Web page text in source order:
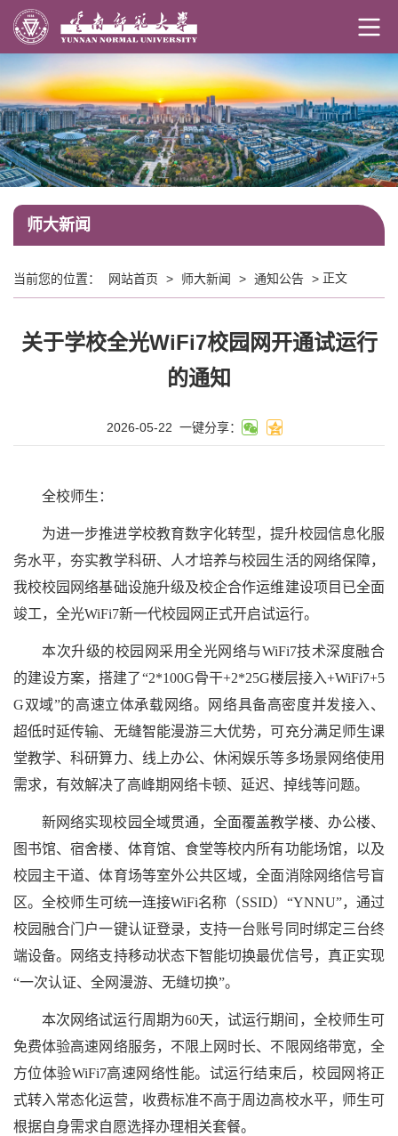
师大新闻
当前您的位置： 网站首页 > 师大新闻 > 通知公告 > 正文
关于学校全光WiFi7校园网开通试运行
的通知
2026-05-22 一键分享：
全校师生：
为进一步推进学校教育数字化转型，提升校园信息化服
务水平，夯实教学科研、人才培养与校园生活的网络保障，
我校校园网络基础设施升级及校企合作运维建设项目已全面
竣工，全光WiFi7新一代校园网正式开启试运行。
本次升级的校园网采用全光网络与WiFi7技术深度融合
的建设方案，搭建了“2*100G骨干+2*25G楼层接入+WiFi7+5
G双域”的高速立体承载网络。网络具备高密度并发接入、
超低时延传输、无缝智能漫游三大优势，可充分满足师生课
堂教学、科研算力、线上办公、休闲娱乐等多场景网络使用
需求，有效解决了高峰期网络卡顿、延迟、掉线等问题。
新网络实现校园全域贯通，全面覆盖教学楼、办公楼、
图书馆、宿舍楼、体育馆、食堂等校内所有功能场馆，以及
校园主干道、体育场等室外公共区域，全面消除网络信号盲
区。全校师生可统一连接WiFi名称（SSID）“YNNU”，通过
校园融合门户一键认证登录，支持一台账号同时绑定三台终
端设备。网络支持移动状态下智能切换最优信号，真正实现
“一次认证、全网漫游、无缝切换”。
本次网络试运行周期为60天，试运行期间，全校师生可
免费体验高速网络服务，不限上网时长、不限网络带宽，全
方位体验WiFi7高速网络性能。试运行结束后，校园网将正
式转入常态化运营，收费标准不高于周边高校水平，师生可
根据自身需求自愿选择办理相关套餐。